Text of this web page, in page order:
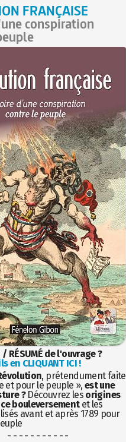
FRANÇAISE
conspiration
/ RÉSUMÉ de l'ouvrage ?
en CLIQUANT ICI !
, prétendument faite
et pour le peuple », est une
?Découvrez les origines
bouleversementet les
avant et après 1789 pour
- - - - - - - - - - -